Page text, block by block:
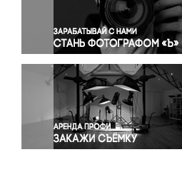
Правосудие
Происшествия и конфликты
Религия
Светская жизнь
Спорт
Экология
Экономика и бизнес